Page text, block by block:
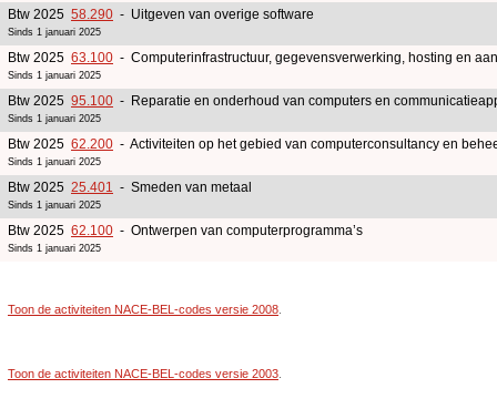
Btw 2025 58.290 - Uitgeven van overige software
Sinds 1 januari 2025
Btw 2025 63.100 - Computerinfrastructuur, gegevensverwerking, hosting en
Sinds 1 januari 2025
Btw 2025 95.100 - Reparatie en onderhoud van computers en
Sinds 1 januari 2025
Btw 2025 62.200 - Activiteiten op het gebied van computerconsultancy en
Sinds 1 januari 2025
Btw 2025 25.401 - Smeden van metaal
Sinds 1 januari 2025
Btw 2025 62.100 - Ontwerpen van computerprogramma’s
Sinds 1 januari 2025
Toon de activiteiten NACE-BEL-codes versie 2008
Toon de activiteiten NACE-BEL-codes versie 2003